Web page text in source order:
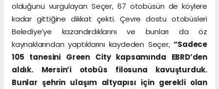
olduğunu vurgulayan Seçer, 67 otobüsün de köylere
kadar gittiğine dikkat çekti. Çevre dostu otobüsleri
Belediye’ye kazandırdıklarını ve bunları da öz
kaynaklarından yaptıklarını kaydeden Seçer,“Sadece
105 tanesini Green City kapsamında EBRD’den
aldık. Mersin’i otobüs filosuna kavuşturduk.
Bunlar şehrin ulaşım altyapısı için gerekli olan